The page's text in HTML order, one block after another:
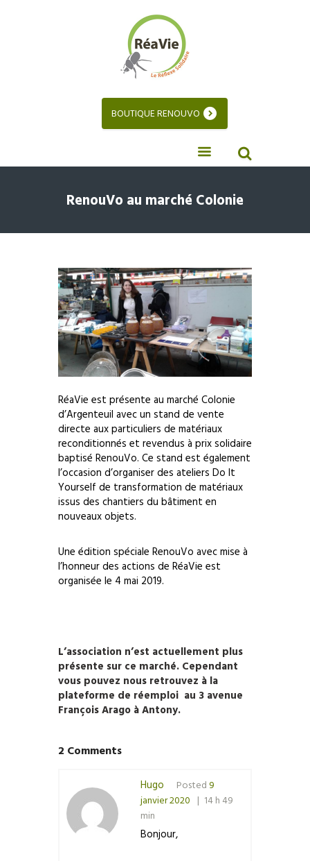
BOUTIQUE RENOUVO
RenouVo au marché Colonie
RéaVie est présente au marché Colonie
d’Argenteuil avec un stand de vente
directe aux particuliers de matériaux
reconditionnés et revendus à prix solidaire
baptisé RenouVo. Ce stand est également
l’occasion d’organiser des ateliers Do It
Yourself de transformation de matériaux
issus des chantiers du bâtiment en
nouveaux objets.
Une édition spéciale RenouVo avec mise à
l’honneur des actions de RéaVie est
organisée le 4 mai 2019.
L’association n’est actuellement plus
présente sur ce marché. Cependant
vous pouvez nous retrouvez à la
plateforme de réemploi au 3 avenue
François Arago à Antony.
2 Comments
Hugo Posted 9
janvier 2020
14 h 49
min
Bonjour,